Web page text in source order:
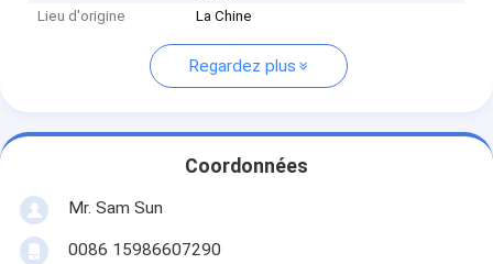
Lieu d'origine
La Chine
Regardez plus
Coordonnées
Mr. Sam Sun
0086 15986607290